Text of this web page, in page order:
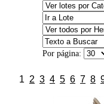
Por página:
1 2 3 4 5 6 7 8